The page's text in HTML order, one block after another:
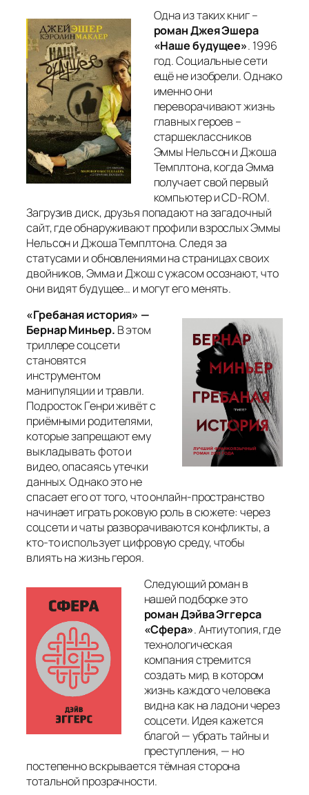
Одна из таких книг –
роман Джея Эшера
«Наше будущее». 1996
год. Социальные сети
ещё не изобрели. Однако
именно они
переворачивают жизнь
главных героев –
старшеклассников
Эммы Нельсон и Джоша
Темплтона, когда Эмма
получает свой первый
компьютер и CD-ROM.
Загрузив диск, друзья попадают на загадочный
сайт, где обнаруживают профили взрослых Эммы
Нельсон и Джоша Темплтона. Следя за
статусами и обновлениями на страницах своих
двойников, Эмма и Джош с ужасом осознают, что
они видят будущее… и могут его менять.
«Гребаная история» —
Бернар Миньер. В этом
триллере соцсети
становятся
инструментом
манипуляции и травли.
Подросток Генри живёт с
приёмными родителями,
которые запрещают ему
выкладывать фото и
видео, опасаясь утечки
данных. Однако это не
спасает его от того, что онлайн-пространство
начинает играть роковую роль в сюжете: через
соцсети и чаты разворачиваются конфликты, а
кто-то использует цифровую среду, чтобы
влиять на жизнь героя.
Следующий роман в
нашей подборке это
роман Дэйва Эггерса
«Сфера». Антиутопия, где
технологическая
компания стремится
создать мир, в котором
жизнь каждого человека
видна как на ладони через
соцсети. Идея кажется
благой — убрать тайны и
преступления, — но
постепенно вскрывается тёмная сторона
тотальной прозрачности.